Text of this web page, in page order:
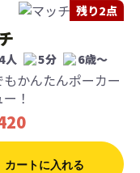
残り2点
人 5分 6歳〜
もかんたんポーカー
！
カートに入れる